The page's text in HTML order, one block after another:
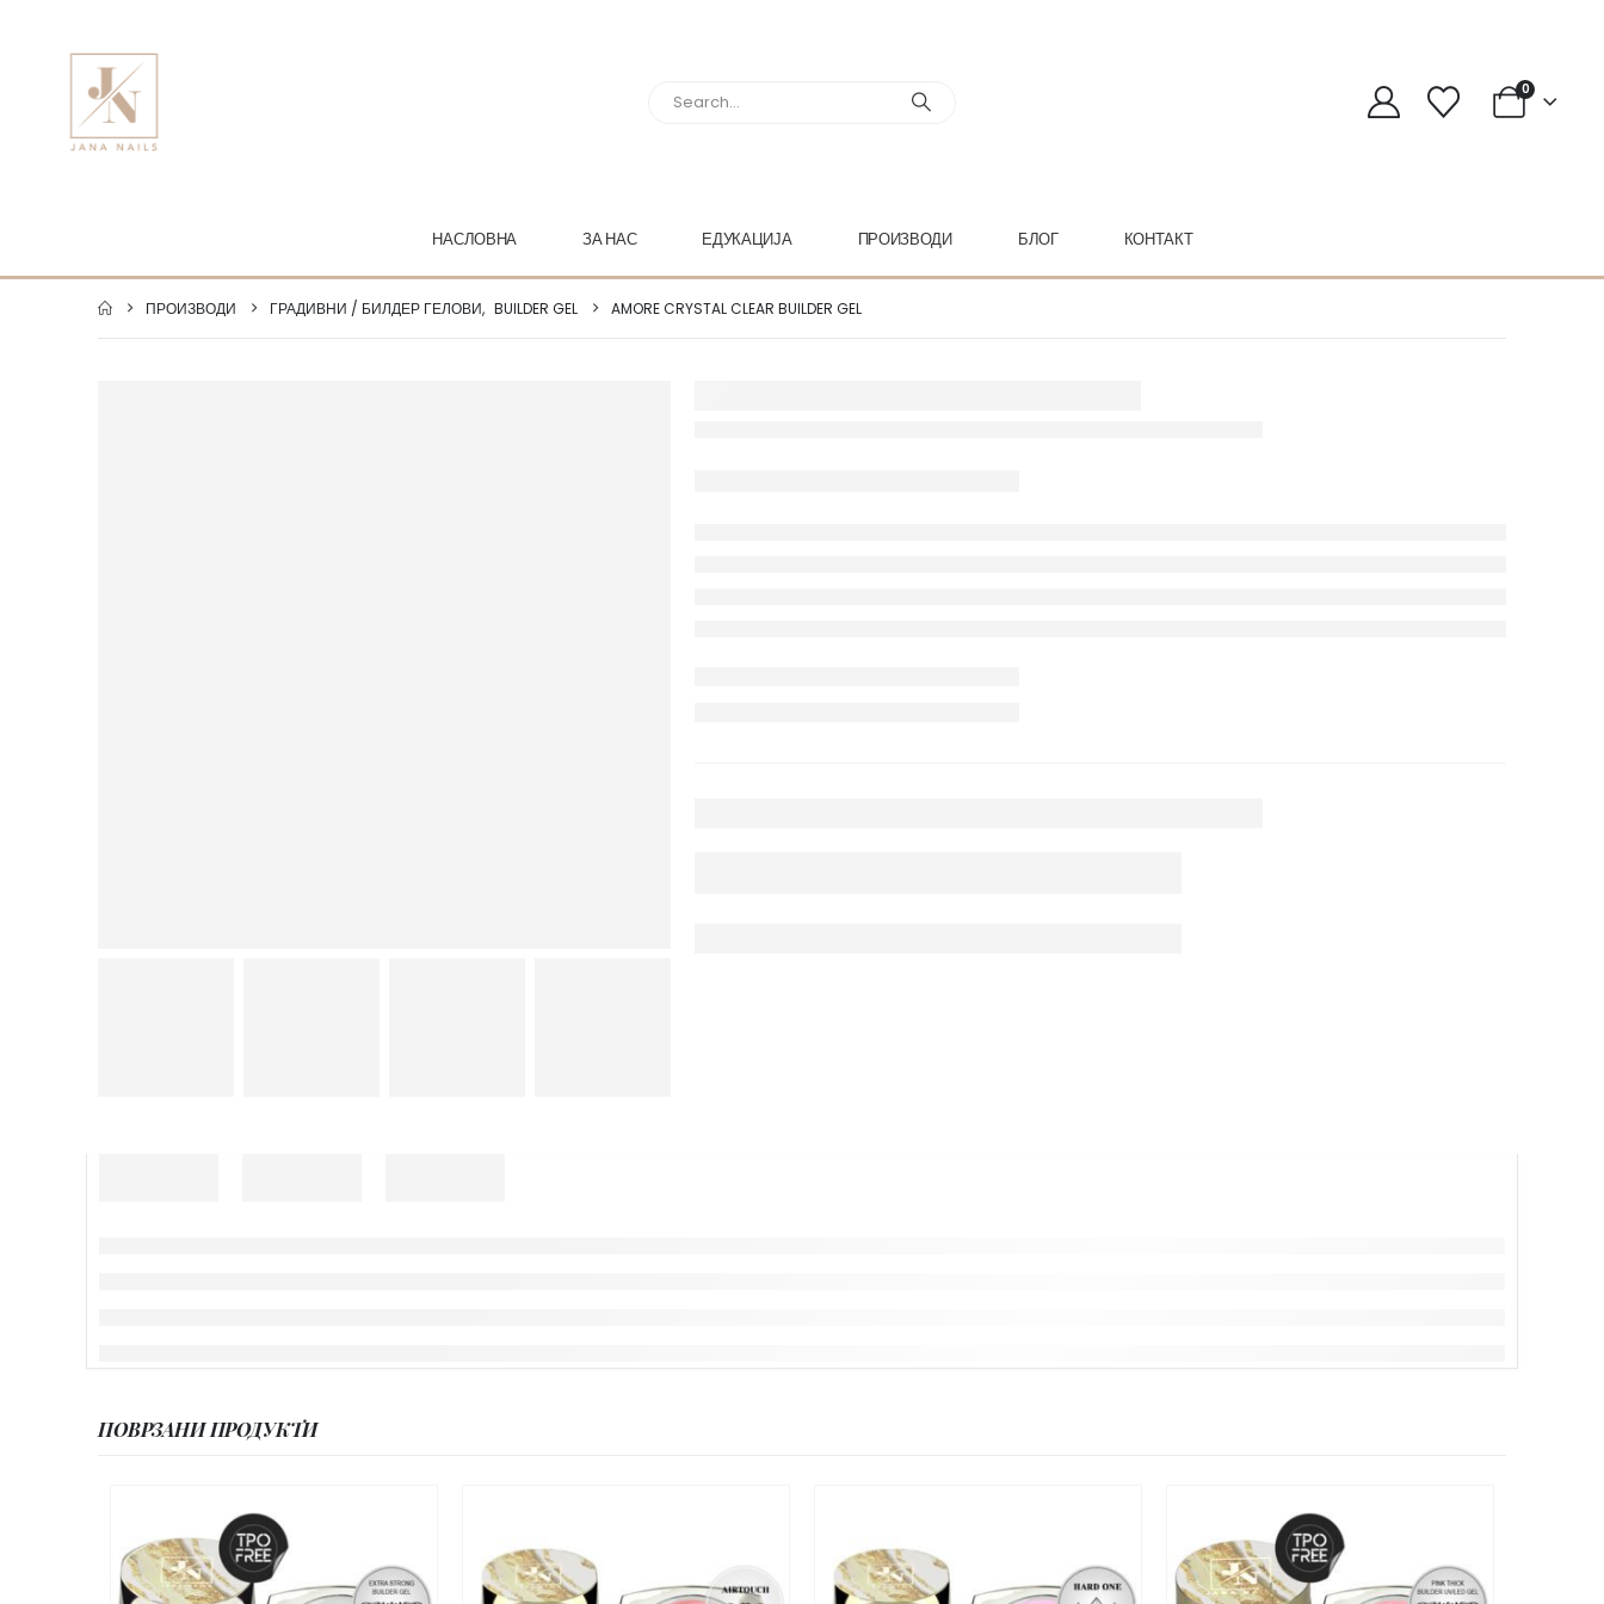
0
НАСЛОВНА ЗА НАС ЕДУКАЦИЈА ПРОИЗВОДИ БЛОГ КОНТАКТ
ПРОИЗВОДИ ГРАДИВНИ / БИЛДЕР ГЕЛОВИ, BUILDER GEL AMORE CRYSTAL CLEAR BUILDER GEL
ПОВРЗАНИ ПРОДУКТИ